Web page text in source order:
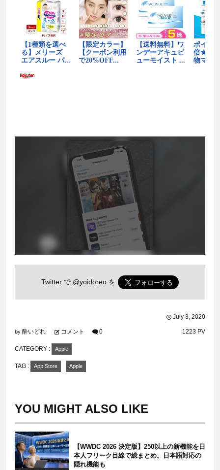
Twitter で @yoidoreo を
July 3, 2020
by 酔いどれ コメント 0 1223 PV
CATEGORY : Apple
TAG : App Store Apple
YOU MIGHT ALSO LIKE
【WWDC 2026 決定版】250以上の新機能を日
本人フリーク目線で総まとめ。日本語対応の
隠れ機能も